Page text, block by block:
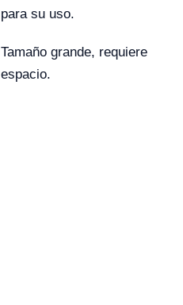
para su uso.
Tamaño grande, requiere
espacio.